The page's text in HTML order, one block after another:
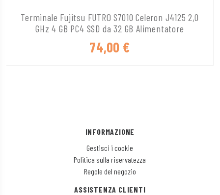
Terminale Fujitsu FUTRO S7010 Celeron J4125 2,0
GHz 4 GB PC4 SSD da 32 GB Alimentatore
74,00 €
INFORMAZIONE
Gestisci i cookie
Politica sulla riservatezza
Regole del negozio
ASSISTENZA CLIENTI